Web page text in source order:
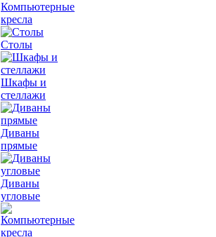
Компьютерные
кресла
Столы
Шкафы и
стеллажи
Диваны
прямые
Диваны
угловые